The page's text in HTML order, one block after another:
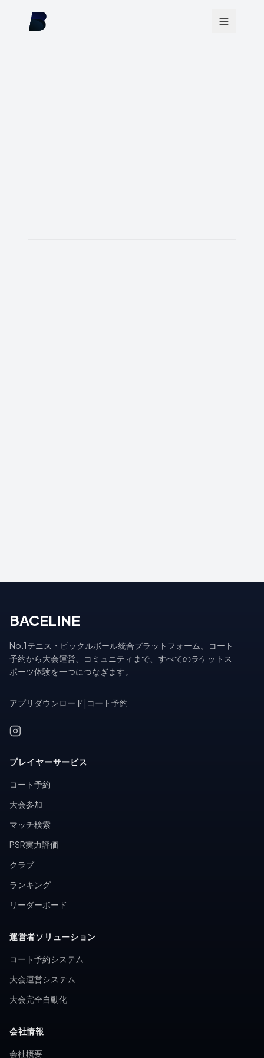
BACELINE
No.1テニス・ピックルボール統合プラットフォーム。コート
予約から大会運営、コミュニティまで、すべてのラケットス
ポーツ体験を一つにつなぎます。
アプリダウンロード コート予約
プレイヤーサービス
コート予約
大会参加
マッチ検索
PSR実力評価
クラブ
ランキング
リーダーボード
運営者ソリューション
コート予約システム
大会運営システム
大会完全自動化
会社情報
会社概要